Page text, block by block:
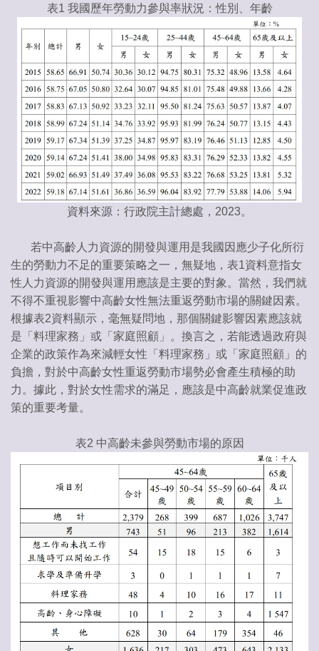
表1 我國歷年勞動力參與率狀況：性別、年齡
資料來源：行政院主計總處，2023。
若中高齡人力資源的開發與運用是我國因應少子化所衍
生的勞動力不足的重要策略之一，無疑地，表1資料意指女
性人力資源的開發與運用應該是主要的對象。當然，我們就
不得不重視影響中高齡女性無法重返勞動市場的關鍵因素。
根據表2資料顯示，毫無疑問地，那個關鍵影響因素應該就
是「料理家務」或「家庭照顧」。換言之，若能透過政府與
企業的政策作為來減輕女性「料理家務」或「家庭照顧」的
負擔，對於中高齡女性重返勞動市場勢必會產生積極的助
力。據此，對於女性需求的滿足，應該是中高齡就業促進政
策的重要考量。
表2 中高齡未參與勞動市場的原因